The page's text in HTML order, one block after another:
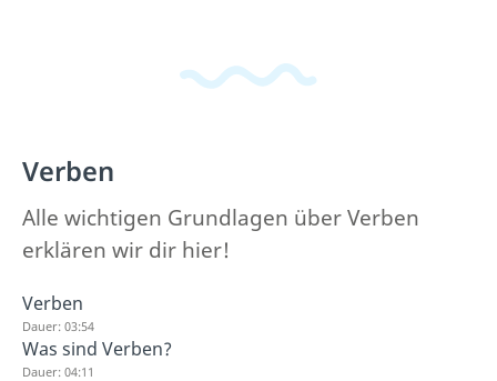
Verben
Alle wichtigen Grundlagen über Verben
erklären wir dir hier!
Verben
Dauer: 03:54
Was sind Verben?
Dauer: 04:11